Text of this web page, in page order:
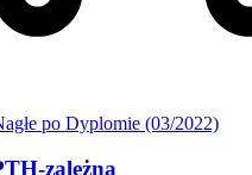
po Dyplomie (03/2022)
zależna